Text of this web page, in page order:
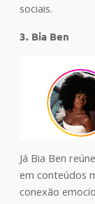
sociais.
3. Bia Ben
Já Bia Ben reúne
em conteúdos
conexão